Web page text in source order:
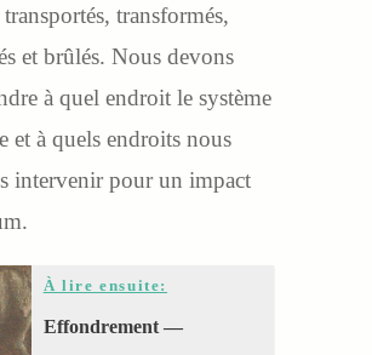
transformés,
et brûlés. Nous devons
à quel endroit le système
et à quels endroits nous
intervenir pour un impact
À lire ensuite:
Effondrement —